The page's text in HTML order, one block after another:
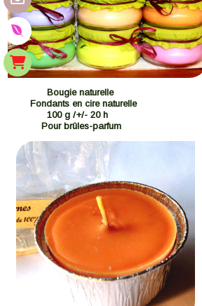
Bougie
Fondants en cire naturelle
100 g /
Pour brûles-parfum